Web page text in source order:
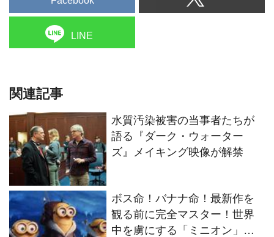
LINE
関連記事
水質汚染被害の当事者たちが
語る『ダーク・ウォーター
ズ』メイキング映像が解禁
ボス命！バナナ命！最新作を
観る前に完全マスター！世界
中を虜にする「ミニオン」の